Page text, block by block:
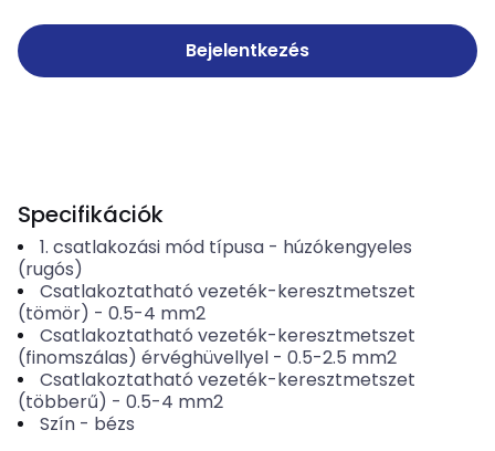
Bejelentkezés
Specifikációk
1. csatlakozási mód típusa- húzókengyeles
(rugós)
Csatlakoztatható vezeték-keresztmetszet
(tömör) - 0.5-4 mm2
Csatlakoztatható vezeték-keresztmetszet
(finomszálas) érvéghüvellyel - 0.5-2.5 mm2
Csatlakoztatható vezeték-keresztmetszet
(többerű) - 0.5-4 mm2
Szín- bézs